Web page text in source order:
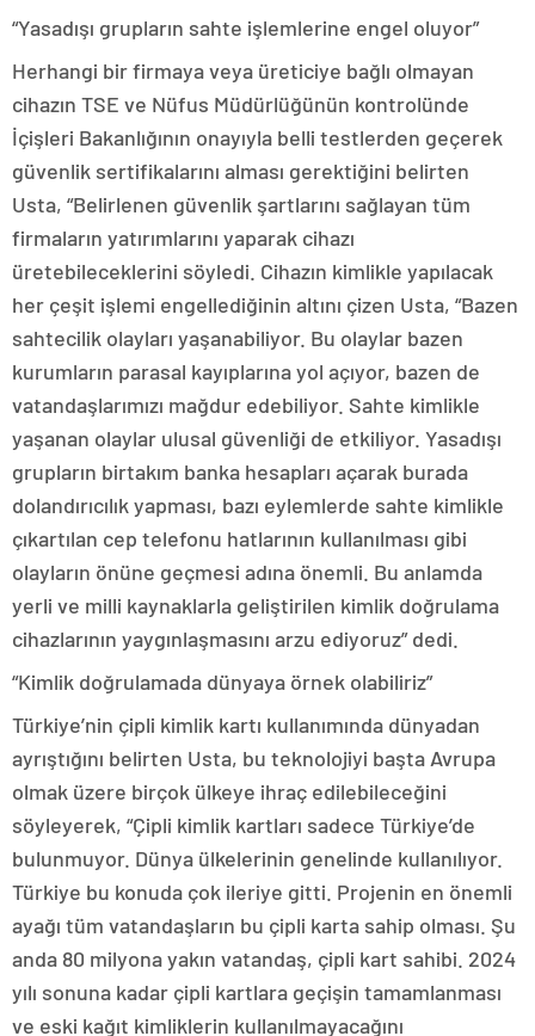
“Yasadışı grupların sahte işlemlerine engel oluyor”
Herhangi bir firmaya veya üreticiye bağlı olmayan
cihazın TSE ve Nüfus Müdürlüğünün kontrolünde
İçişleri Bakanlığının onayıyla belli testlerden geçerek
güvenlik sertifikalarını alması gerektiğini belirten
Usta, “Belirlenen güvenlik şartlarını sağlayan tüm
firmaların yatırımlarını yaparak cihazı
üretebileceklerini söyledi. Cihazın kimlikle yapılacak
her çeşit işlemi engellediğinin altını çizen Usta, “Bazen
sahtecilik olayları yaşanabiliyor. Bu olaylar bazen
kurumların parasal kayıplarına yol açıyor, bazen de
vatandaşlarımızı mağdur edebiliyor. Sahte kimlikle
yaşanan olaylar ulusal güvenliği de etkiliyor. Yasadışı
grupların birtakım banka hesapları açarak burada
dolandırıcılık yapması, bazı eylemlerde sahte kimlikle
çıkartılan cep telefonu hatlarının kullanılması gibi
olayların önüne geçmesi adına önemli. Bu anlamda
yerli ve milli kaynaklarla geliştirilen kimlik doğrulama
cihazlarının yaygınlaşmasını arzu ediyoruz” dedi.
“Kimlik doğrulamada dünyaya örnek olabiliriz”
Türkiye’nin çipli kimlik kartı kullanımında dünyadan
ayrıştığını belirten Usta, bu teknolojiyi başta Avrupa
olmak üzere birçok ülkeye ihraç edilebileceğini
söyleyerek, “Çipli kimlik kartları sadece Türkiye’de
bulunmuyor. Dünya ülkelerinin genelinde kullanılıyor.
Türkiye bu konuda çok ileriye gitti. Projenin en önemli
ayağı tüm vatandaşların bu çipli karta sahip olması. Şu
anda 80 milyona yakın vatandaş, çipli kart sahibi. 2024
yılı sonuna kadar çipli kartlara geçişin tamamlanması
ve eski kağıt kimliklerin kullanılmayacağını